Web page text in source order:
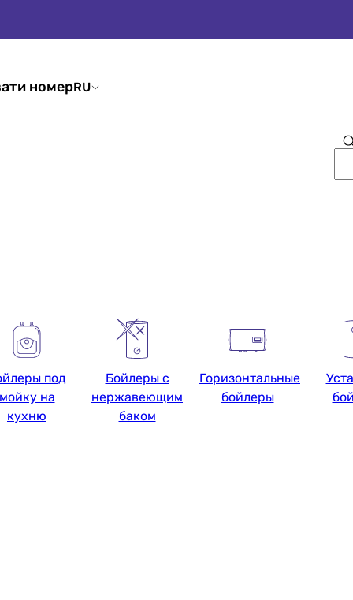
номерRU
под
мойку на
кухню
Бойлеры с
нержавеющим
баком
Горизонтальные
бойлеры